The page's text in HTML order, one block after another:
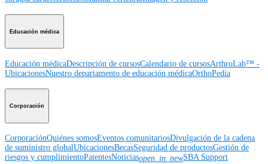
Educación médica
Educación médicaDescripción de cursosCalendario de cursosArthroLab™ -
UbicacionesNuestro departamento de educación médicaOrthoPedia
Corporación
CorporaciónQuiénes somosEventos comunitariosDivulgación de la cadena
de suministro globalUbicacionesBecasSeguridad de productosGestión de
riesgos y cumplimientoPatentesNoticiasopen_in_newSBA Support